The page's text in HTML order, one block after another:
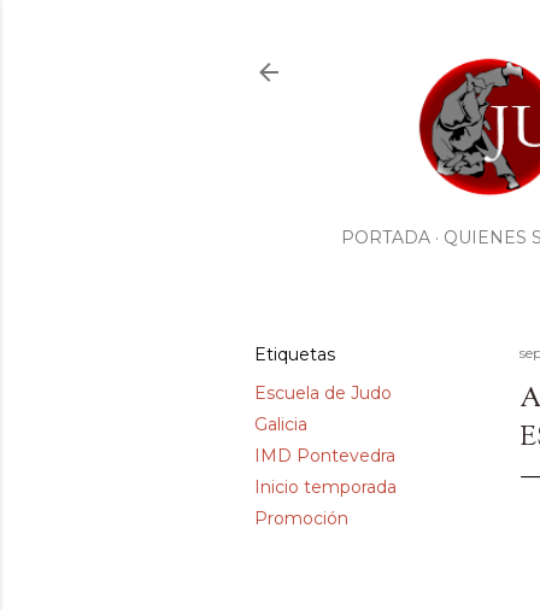
PORTADA QUIENES
Etiquetas
Escuela de Judo
Galicia
IMD Pontevedra
Inicio temporada
Promoción